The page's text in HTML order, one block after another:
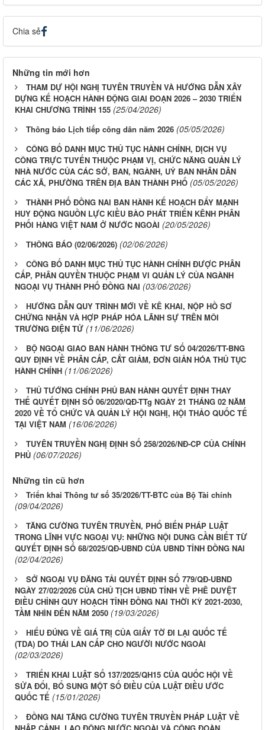
Chia sẻ
Những tin mới hơn
THAM DỰ HỘI NGHỊ TUYÊN TRUYỀN VÀ HƯỚNG DẪN XÂY
DỰNG KẾ HOẠCH HÀNH ĐỘNG GIAI ĐOẠN 2026 – 2030 TRIỂN
KHAI CHƯƠNG TRÌNH 155 (25/04/2026)
Thông báo Lịch tiếp công dân năm 2026 (05/05/2026)
CÔNG BỐ DANH MỤC THỦ TỤC HÀNH CHÍNH, DỊCH VỤ
CÔNG TRỰC TUYẾN THUỘC PHẠM VỊ, CHỨC NĂNG QUẢN LÝ
NHÀ NƯỚC CỦA CÁC SỞ, BAN, NGÀNH, UỶ BAN NHÂN DÂN
CÁC XÃ, PHƯỜNG TRÊN ĐỊA BÀN THÀNH PHỐ (05/05/2026)
THÀNH PHỐ ĐỒNG NAI BAN HÀNH KẾ HOẠCH ĐẨY MẠNH
HUY ĐỘNG NGUỒN LỰC KIỀU BÀO PHÁT TRIỂN KÊNH PHÂN
PHỐI HÀNG VIỆT NAM Ở NƯỚC NGOÀI (20/05/2026)
THÔNG BÁO (02/06/2026) (02/06/2026)
CÔNG BỐ DANH MỤC THỦ TỤC HÀNH CHÍNH ĐƯỢC PHÂN
CẤP, PHÂN QUYỀN THUỘC PHẠM VI QUẢN LÝ CỦA NGÀNH
NGOẠI VỤ THÀNH PHỐ ĐỒNG NAI (03/06/2026)
HƯỚNG DẪN QUY TRÌNH MỚI VỀ KÊ KHAI, NỘP HỒ SƠ
CHỨNG NHẬN VÀ HỢP PHÁP HÓA LÃNH SỰ TRÊN MÔI
TRƯỜNG ĐIỆN TỬ (11/06/2026)
BỘ NGOẠI GIAO BAN HÀNH THÔNG TƯ SỐ 04/2026/TT-BNG
QUY ĐỊNH VỀ PHÂN CẤP, CẮT GIẢM, ĐƠN GIẢN HÓA THỦ TỤC
HÀNH CHÍNH (11/06/2026)
THỦ TƯỚNG CHÍNH PHỦ BAN HÀNH QUYẾT ĐỊNH THAY
THẾ QUYẾT ĐỊNH SỐ 06/2020/QĐ-TTg NGÀY 21 THÁNG 02 NĂM
2020 VỀ TỔ CHỨC VÀ QUẢN LÝ HỘI NGHỊ, HỘI THẢO QUỐC TẾ
TẠI VIỆT NAM (16/06/2026)
TUYÊN TRUYỀN NGHỊ ĐỊNH SỐ 258/2026/NĐ-CP CỦA CHÍNH
PHỦ (06/07/2026)
Những tin cũ hơn
Triển khai Thông tư số 35/2026/TT-BTC của Bộ Tài chính
(09/04/2026)
TĂNG CƯỜNG TUYÊN TRUYỀN, PHỔ BIẾN PHÁP LUẬT
TRONG LĨNH VỰC NGOẠI VỤ: NHỮNG NỘI DUNG CẦN BIẾT TỪ
QUYẾT ĐỊNH SỐ 68/2025/QĐ-UBND CỦA UBND TỈNH ĐỒNG NAI
(02/04/2026)
SỞ NGOẠI VỤ ĐĂNG TẢI QUYẾT ĐỊNH SỐ 779/QĐ-UBND
NGÀY 27/02/2026 CỦA CHỦ TỊCH UBND TỈNH VỀ PHÊ DUYỆT
ĐIỀU CHỈNH QUY HOẠCH TỈNH ĐỒNG NAI THỜI KỲ 2021-2030,
TẦM NHÌN ĐẾN NĂM 2050 (19/03/2026)
HIỂU ĐÚNG VỀ GIÁ TRỊ CỦA GIẤY TỜ ĐI LẠI QUỐC TẾ
(TDA) DO THÁI LAN CẤP CHO NGƯỜI NƯỚC NGOÀI
(02/03/2026)
TRIỂN KHAI LUẬT SỐ 137/2025/QH15 CỦA QUỐC HỘI VỀ
SỬA ĐỔI, BỔ SUNG MỘT SỐ ĐIỀU CỦA LUẬT ĐIỀU ƯỚC
QUỐC TẾ (15/01/2026)
ĐỒNG NAI TĂNG CƯỜNG TUYÊN TRUYỀN PHÁP LUẬT VỀ